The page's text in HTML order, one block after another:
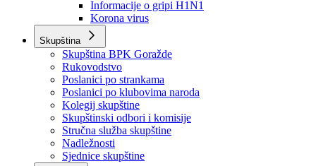
Izvještajno prognozna služba Ministarstva privrede
Izvještaj o radu
Izvještaj OC Uprave
Informacije o gripi H1N1
Korona virus
Skupština
Skupština BPK Goražde
Rukovodstvo
Poslanici po strankama
Poslanici po klubovima naroda
Kolegij skupštine
Skupštinski odbori i komisije